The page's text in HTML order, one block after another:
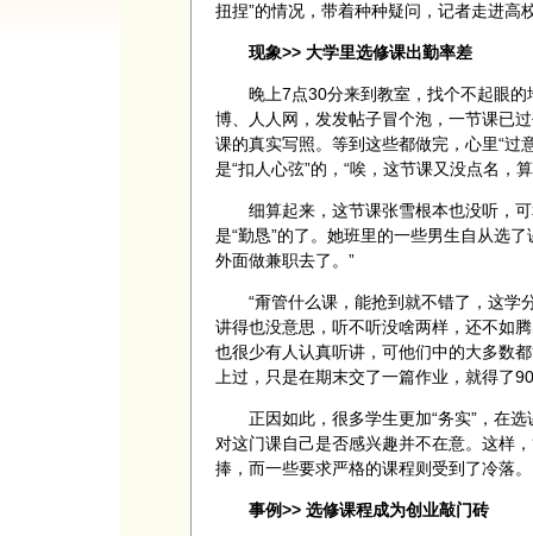
扭捏”的情况，带着种种疑问，记者走进高
现象>> 大学里选修课出勤率差
晚上7点30分来到教室，找个不起眼的
博、人人网，发发帖子冒个泡，一节课已
课的真实写照。等到这些都做完，心里“过
是“扣人心弦”的，“唉，这节课又没点名，
细算起来，这节课张雪根本也没听，可
是“勤恳”的了。她班里的一些男生自从选
外面做兼职去了。”
“甭管什么课，能抢到就不错了，这学
讲得也没意思，听不听没啥两样，还不如
也很少有人认真听讲，可他们中的大多数
上过，只是在期末交了一篇作业，就得了
正因如此，很多学生更加“务实”，在选
对这门课自己是否感兴趣并不在意。这样
捧，而一些要求严格的课程则受到了冷落。
事例>> 选修课程成为创业敲门砖